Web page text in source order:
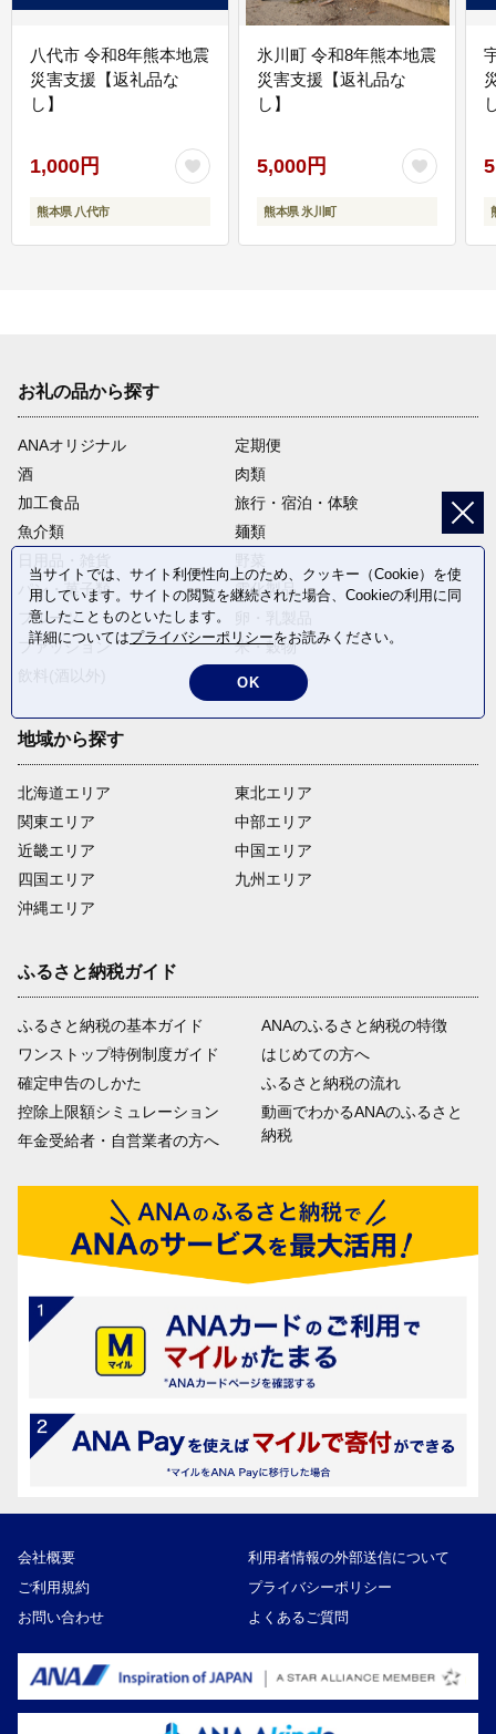
八代市 令和8年熊本地震
災害支援【返礼品な
し】
1,000円
熊本県 八代市
氷川町 令和8年熊本地震
災害支援【返礼品な
し】
5,000円
熊本県 氷川町
お礼の品から探す
ANAオリジナル
定期便
酒
肉類
加工食品
旅行・宿泊・体験
魚介類
麺類
パン・菓子類
電化製品
フルーツ
ファッション
米・穀物
返礼品なし
地域から探す
北海道エリア
関東エリア
近畿エリア
四国エリア
沖縄エリア
東北エリア
中部エリア
中国エリア
九州エリア
ふるさと納税ガイド
ふるさと納税の基本ガイド
ワンストップ特例制度ガイド
確定申告のしかた
控除上限額シミュレーション
年金受給者・自営業者の方へ
ANAのふるさと納税の特徴
はじめての方へ
ふるさと納税の流れ
動画でわかるANAのふるさと
納税
会社概要
利用者情報の外部送信について
ご利用規約
プライバシーポリシー
お問い合わせ
よくあるご質問
当サイトでは、サイト利便性向上のため、クッキー（Cookie）を使
用しています。サイトの閲覧を継続された場合、Cookieの利用に同
意したことものといたします。
詳細についてはプライバシーポリシーをお読みください。
OK